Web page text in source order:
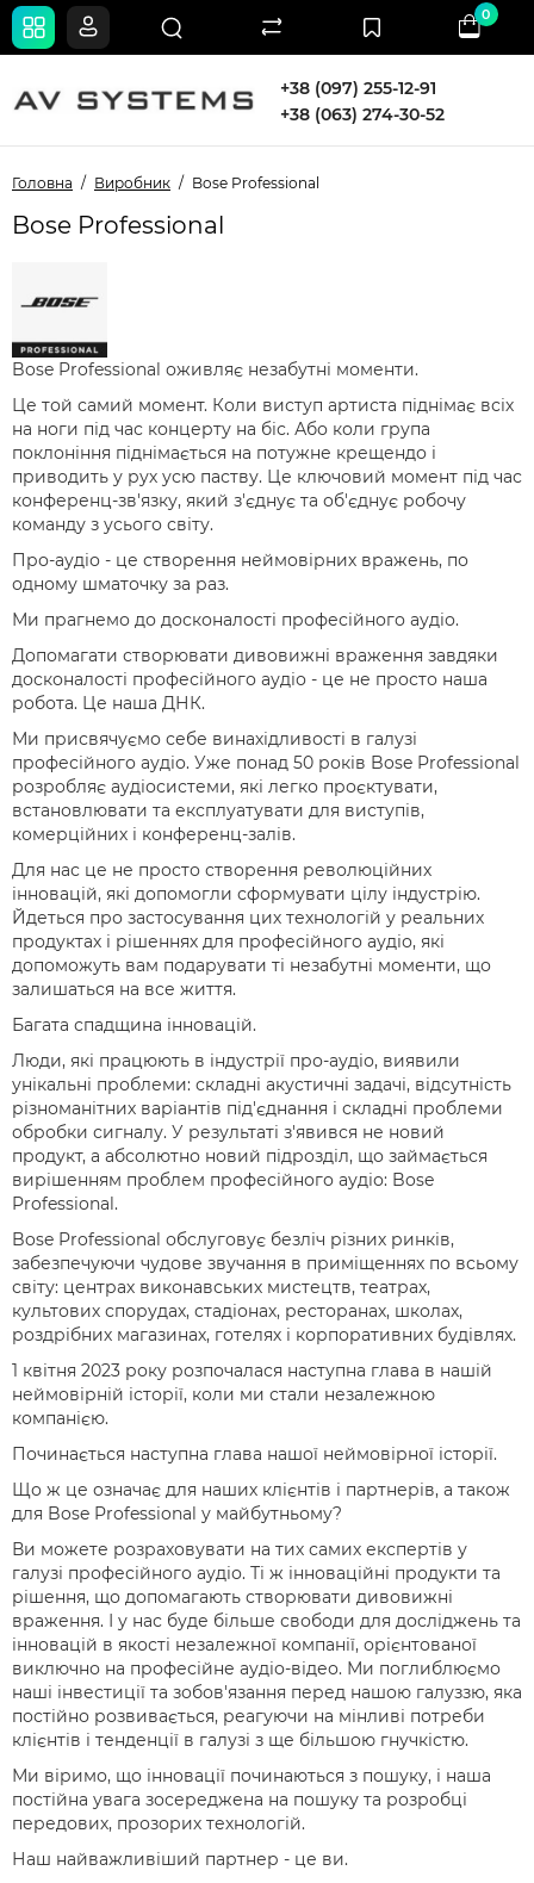
+38 (097) 255-12-91
+38 (063) 274-30-52
0
Головна Виробник Bose Professional
Bose Professional
Bose Professional оживляє незабутні моменти.
Це той самий момент. Коли виступ артиста піднімає всіх
на ноги під час концерту на біс. Або коли група
поклоніння піднімається на потужне крещендо і
приводить у рух усю паству. Це ключовий момент під час
конференц-зв'язку, який з'єднує та об'єднує робочу
команду з усього світу.
Про-аудіо - це створення неймовірних вражень, по
одному шматочку за раз.
Ми прагнемо до досконалості професійного аудіо.
Допомагати створювати дивовижні враження завдяки
досконалості професійного аудіо - це не просто наша
робота. Це наша ДНК.
Ми присвячуємо себе винахідливості в галузі
професійного аудіо. Уже понад 50 років Bose Professional
розробляє аудіосистеми, які легко проєктувати,
встановлювати та експлуатувати для виступів,
комерційних і конференц-залів.
Для нас це не просто створення революційних
інновацій, які допомогли сформувати цілу індустрію.
Йдеться про застосування цих технологій у реальних
продуктах і рішеннях для професійного аудіо, які
допоможуть вам подарувати ті незабутні моменти, що
залишаться на все життя.
Багата спадщина інновацій.
Люди, які працюють в індустрії про-аудіо, виявили
унікальні проблеми: складні акустичні задачі, відсутність
різноманітних варіантів під'єднання і складні проблеми
обробки сигналу. У результаті з'явився не новий
продукт, а абсолютно новий підрозділ, що займається
вирішенням проблем професійного аудіо: Bose
Professional.
Bose Professional обслуговує безліч різних ринків,
забезпечуючи чудове звучання в приміщеннях по всьому
світу: центрах виконавських мистецтв, театрах,
культових спорудах, стадіонах, ресторанах, школах,
роздрібних магазинах, готелях і корпоративних будівлях.
1 квітня 2023 року розпочалася наступна глава в нашій
неймовірній історії, коли ми стали незалежною
компанією.
Починається наступна глава нашої неймовірної історії.
Що ж це означає для наших клієнтів і партнерів, а також
для Bose Professional у майбутньому?
Ви можете розраховувати на тих самих експертів у
галузі професійного аудіо. Ті ж інноваційні продукти та
рішення, що допомагають створювати дивовижні
враження. І у нас буде більше свободи для досліджень та
інновацій в якості незалежної компанії, орієнтованої
виключно на професійне аудіо-відео. Ми поглиблюємо
наші інвестиції та зобов'язання перед нашою галуззю, яка
постійно розвивається, реагуючи на мінливі потреби
клієнтів і тенденції в галузі з ще більшою гнучкістю.
Ми віримо, що інновації починаються з пошуку, і наша
постійна увага зосереджена на пошуку та розробці
передових, прозорих технологій.
Наш найважливіший партнер - це ви.